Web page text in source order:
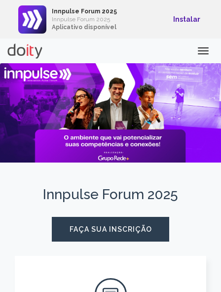
Innpulse Forum 2025
Innpulse Forum 2025
Aplicativo disponível
Instalar
Innpulse Forum 2025
FAÇA SUA INSCRIÇÃO